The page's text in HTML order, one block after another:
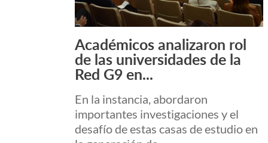
Leer más +
Académicos analizaron rol
de las universidades de la
Red G9 en...
En la instancia, abordaron
importantes investigaciones y el
desafío de estas casas de estudio en